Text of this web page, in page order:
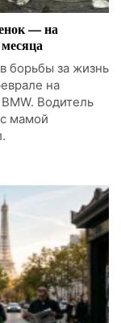
— на
борьбы за жизнь
на
Водитель
мамой